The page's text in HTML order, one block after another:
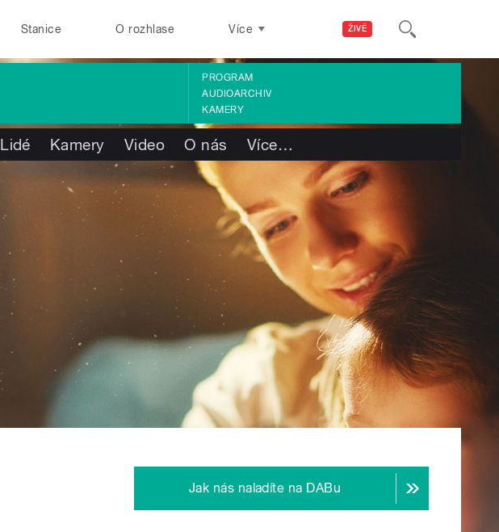
ŽIVĚ
Stanice O rozhlase Více
PROGRAM
AUDIOARCHIV
KAMERY
Lidé Kamery Video O nás Více…
Jak nás naladíte na DABu